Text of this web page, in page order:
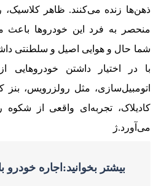
ذهن‌ها زنده می‌کنند. ظاهر
منحصر به فرد این خودروها
شما حال و هوایی اصیل و سلطنتی
با در اختیار داشتن
اتومبیل‌سازی، مثل رولزرویس،
کادیلاک، تجربه‌ای واقعی از شکوه
می‌آورد.ژ
بیشتر بخوانید:اجاره خودرو